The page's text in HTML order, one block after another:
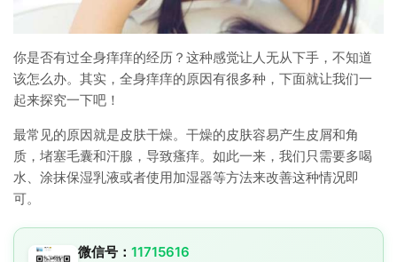
你是否有过全身痒痒的经历？这种感觉让人无从下手，不知道
该怎么办。其实，全身痒痒的原因有很多种，下面就让我们一
起来探究一下吧！
最常见的原因就是皮肤干燥。干燥的皮肤容易产生皮屑和角
质，堵塞毛囊和汗腺，导致瘙痒。如此一来，我们只需要多喝
水、涂抹保湿乳液或者使用加湿器等方法来改善这种情况即
可。
微信号： 11715616